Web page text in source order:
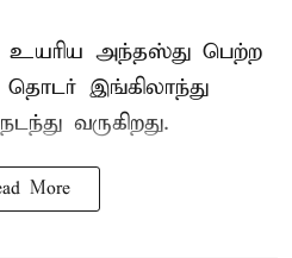
அந்தஸ்து பெற்ற
தொடர் இங்கிலாந்து
வருகிறது.
More